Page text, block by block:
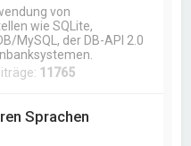
von
wie SQLite,
MySQL, der DB-API 2.0
11765
Sprachen